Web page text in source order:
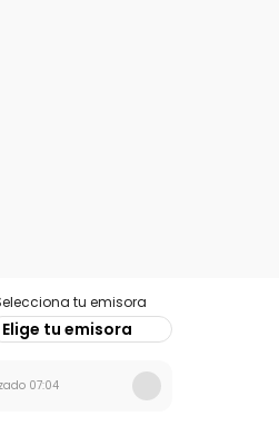
tu emisora
Elige tu emisora
07:04